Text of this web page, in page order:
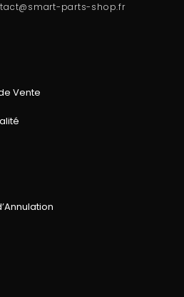
parts-shop.fr
Vente